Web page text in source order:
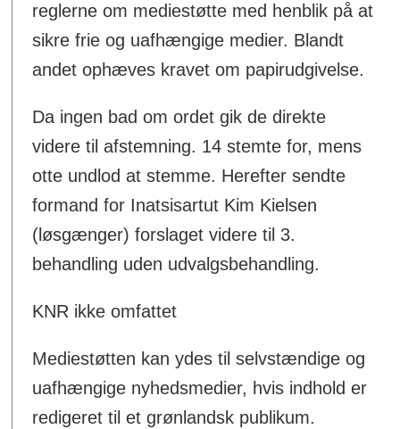
reglerne om mediestøtte med henblik på at
sikre frie og uafhængige medier. Blandt
andet ophæves kravet om papirudgivelse.
Da ingen bad om ordet gik de direkte
videre til afstemning. 14 stemte for, mens
otte undlod at stemme. Herefter sendte
formand for Inatsisartut Kim Kielsen
(løsgænger) forslaget videre til 3.
behandling uden udvalgsbehandling.
KNR ikke omfattet
Mediestøtten kan ydes til selvstændige og
uafhængige nyhedsmedier, hvis indhold er
redigeret til et grønlandsk publikum.